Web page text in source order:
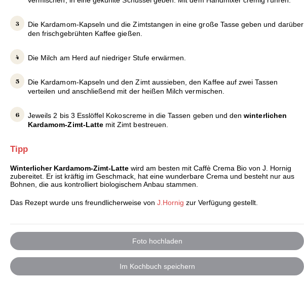
Die Kardamom-Kapseln und die Zimtstangen in eine große Tasse geben und darüber
den frischgebrühten Kaffee gießen.
Die Milch am Herd auf niedriger Stufe erwärmen.
Die Kardamom-Kapseln und den Zimt aussieben, den Kaffee auf zwei Tassen
verteilen und anschließend mit der heißen Milch vermischen.
Jeweils 2 bis 3 Esslöffel Kokoscreme in die Tassen geben und denwinterlichen
Kardamom-Zimt-Latte mit Zimt bestreuen.
Tipp
Winterlicher Kardamom-Zimt-Latte wird am besten mit Caffè Crema Bio von J. Hornig
zubereitet. Er ist kräftig im Geschmack, hat eine wunderbare Crema und besteht nur aus
Bohnen, die aus kontrolliert biologischem Anbau stammen.
Das Rezept wurde uns freundlicherweise von J.Hornig zur Verfügung gestellt.
Foto hochladen
Im Kochbuch speichern